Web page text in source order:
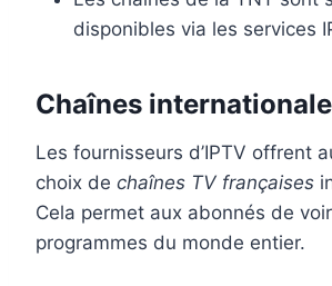
disponibles via les services
Chaînes
Les fournisseurs d’IPTV offrent
choix de chaînes TV françaises
Cela permet aux abonnés de
programmes du monde entier.